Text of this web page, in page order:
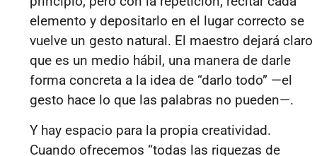
elemento y depositarlo en el lugar correcto se
vuelve un gesto natural. El maestro dejará claro
que es un medio hábil, una manera de darle
forma concreta a la idea de “darlo todo” —el
gesto hace lo que las palabras no pueden—.
Y hay espacio para la propia creatividad.
Cuando ofrecemos “todas las riquezas de